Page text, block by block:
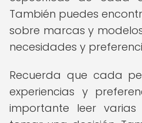
También puedes
sobre marcas y
necesidades y
Recuerda que cada
experiencias y
importante leer